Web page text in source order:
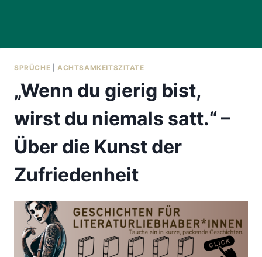
SPRÜCHE ACHTSAMKEITSZITATE
„Wenn du gierig bist,
wirst du niemals satt.“ –
Über die Kunst der
Zufriedenheit